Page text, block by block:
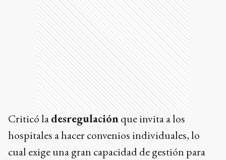
Criticó ladesregulaciónque invita a los
hospitales a hacer convenios individuales, lo
cual exige una gran capacidad de gestión para